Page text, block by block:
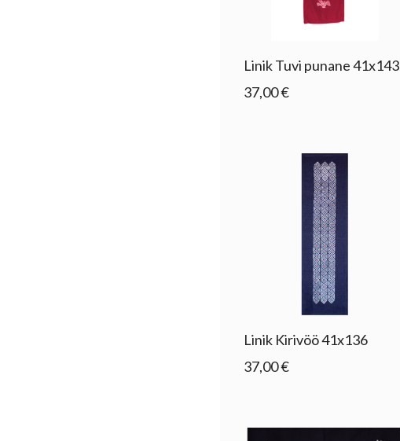
Linik Tuvi punane 41x143
37,00 €
Linik Kirivöö 41x136
37,00 €